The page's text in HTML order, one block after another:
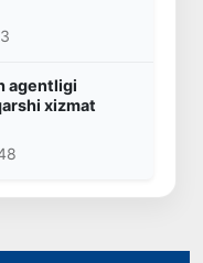
agentligi
xizmat